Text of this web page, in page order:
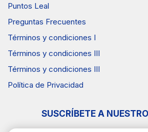
Puntos Leal
Preguntas Frecuentes
Términos y condiciones I
Términos y condiciones III
Términos y condiciones III
Política de Privacidad
SUSCRÍBETE A